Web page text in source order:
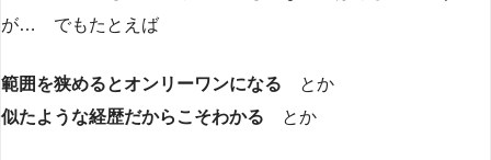
が… でもたとえば
範囲を狭めるとオンリーワンになる とか
似たような経歴だからこそわかる とか